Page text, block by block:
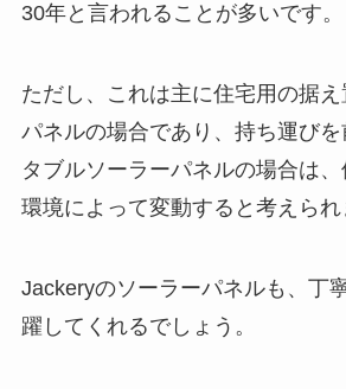
30年と言われることが多いです。
ただし、これは主に住宅用の据
パネルの場合であり、持ち運び
タブルソーラーパネルの場合は
環境によって変動すると考えられ
Jackeryのソーラーパネルも、丁
躍してくれるでしょう。